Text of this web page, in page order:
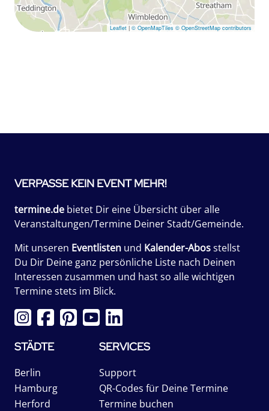
Leaflet | © OpenMapTiles © OpenStreetMap contributors
VERPASSE KEIN EVENT MEHR!
termine.de bietet Dir eine Übersicht über alle
Veranstaltungen/Termine Deiner Stadt/Gemeinde.
Mit unseren Eventlisten und Kalender-Abosstellst
Du Dir Deine ganz persönliche Liste nach Deinen
Interessen zusammen und hast so alle wichtigen
Termine stets im Blick.
STÄDTE
Berlin
Hamburg
Herford
SERVICES
Support
QR-Codes für Deine Termine
Termine buchen